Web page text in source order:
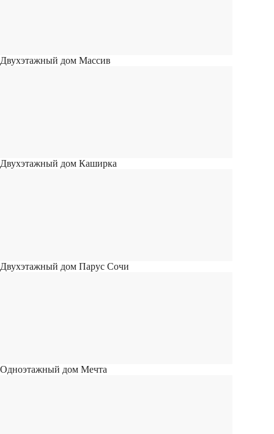
Двухэтажный дом Массив
Двухэтажный дом Каширка
Двухэтажный дом Парус Сочи
Одноэтажный дом Мечта